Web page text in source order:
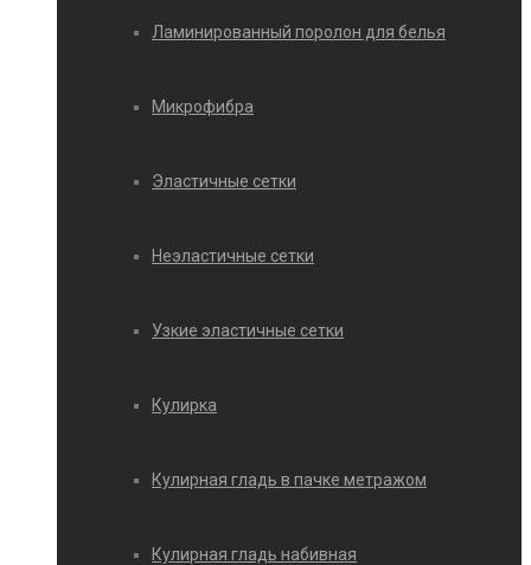
Ламинированный поролон для белья
Микрофибра
Эластичные сетки
Неэластичные сетки
Узкие эластичные сетки
Кулирка
Кулирная гладь в пачке метражом
Кулирная гладь набивная